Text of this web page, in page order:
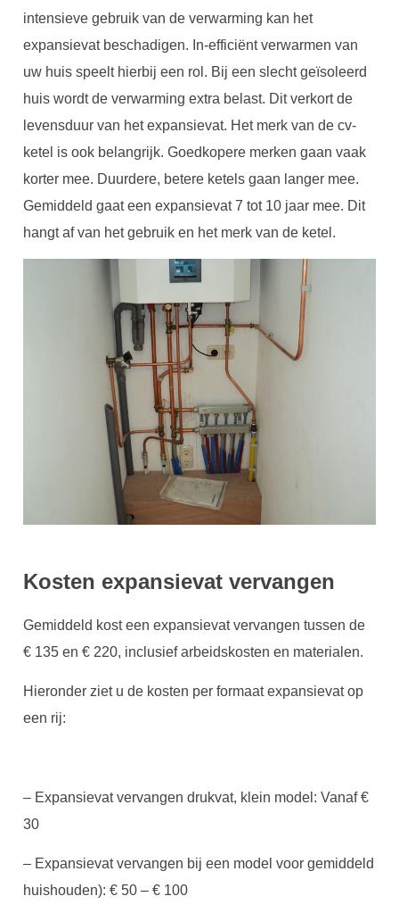
intensieve gebruik van de verwarming kan het
expansievat beschadigen. In-efficiënt verwarmen van
uw huis speelt hierbij een rol. Bij een slecht geïsoleerd
huis wordt de verwarming extra belast. Dit verkort de
levensduur van het expansievat. Het merk van de cv-
ketel is ook belangrijk. Goedkopere merken gaan vaak
korter mee. Duurdere, betere ketels gaan langer mee.
Gemiddeld gaat een expansievat 7 tot 10 jaar mee. Dit
hangt af van het gebruik en het merk van de ketel.
Kosten expansievat vervangen
Gemiddeld kost een expansievat vervangen tussen de
€ 135 en € 220, inclusief arbeidskosten en materialen.
Hieronder ziet u de kosten per formaat expansievat op
een rij:
– Expansievat vervangen drukvat, klein model: Vanaf €
30
– Expansievat vervangen bij een model voor gemiddeld
huishouden): € 50 – € 100